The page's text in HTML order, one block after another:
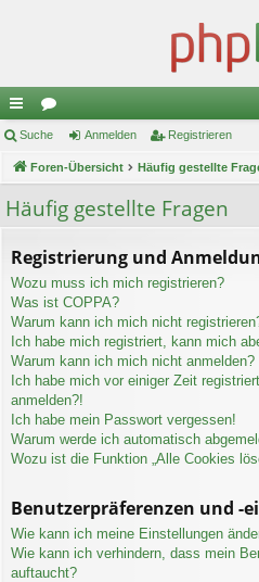
ch
ne
llz
riff
or
en
Suche Anmelden Registrieren
Foren-Übersicht Häufig gestellte
Häufig gestellte Fragen
Registrierung und
Wozu muss ich mich registrieren?
Was ist COPPA?
Warum kann ich mich nicht
Ich habe mich registriert, kann mich
Warum kann ich mich nicht anmelden?
Ich habe mich vor einiger Zeit
anmelden?!
Ich habe mein Passwort vergessen!
Warum werde ich automatisch
Wozu ist die Funktion „Alle Cookies
Benutzerpräferenzen und -
Wie kann ich meine Einstellungen
Wie kann ich verhindern, dass mein
auftaucht?